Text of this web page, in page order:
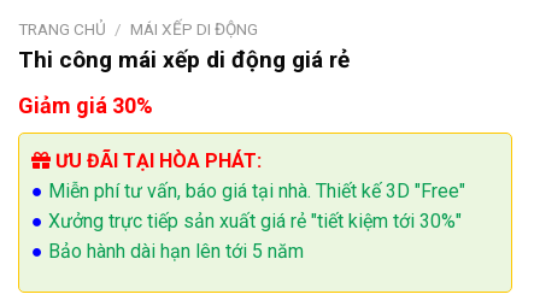
TRANG CHỦ / MÁI XẾP DI ĐỘNG
Thi công mái xếp di động giá rẻ
Giảm giá 30%
ƯU ĐÃI TẠI HÒA PHÁT:
● Miễn phí tư vấn, báo giá tại nhà. Thiết kế 3D "Free"
● Xưởng trực tiếp sản xuất giá rẻ "tiết kiệm tới 30%"
● Bảo hành dài hạn lên tới 5 năm